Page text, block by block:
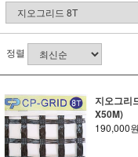
정렬
지오그리
X50M)
190,000원